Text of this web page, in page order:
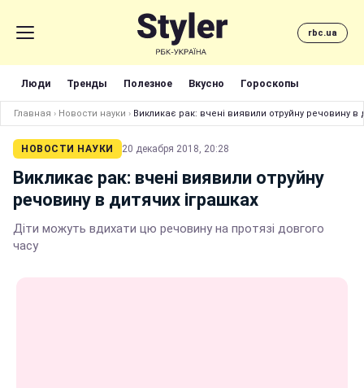
rbc.ua
Люди Тренды Полезное Вкусно Гороскопы
Главная › Новости науки › Викликає рак: вчені виявили отруйну речовину в
НОВОСТИ НАУКИ 20 декабря 2018, 20:28
Викликає рак: вчені виявили отруйну
речовину в дитячих іграшках
Діти можуть вдихати цю речовину на протязі довгого
часу